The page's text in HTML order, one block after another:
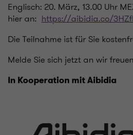
Englisch: 20. März, 13.00 Uhr
hier an: https://aibidia.co/
Die Teilnahme ist für Sie
Melde Sie sich jetzt an wir
In Kooperation mit Aibidia